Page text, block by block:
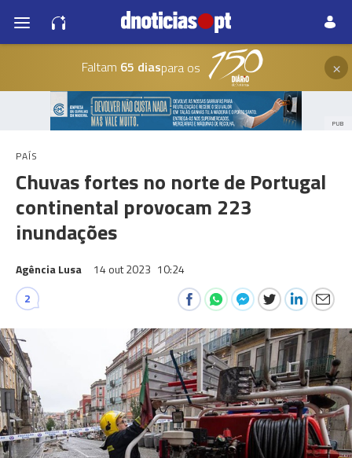
Faltam 65 diaspara os ×
PUB
PAÍS
Chuvas fortes no norte de Portugal
continental provocam 223
inundações
Agência Lusa 14 out 2023 10:24
2